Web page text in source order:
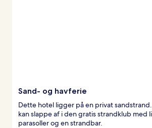
Sand- og havferie
Dette hotel ligger på en privat
kan slappe af i den gratis strandklub med
parasoller og en strandbar.